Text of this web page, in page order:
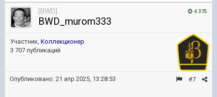
4 375
[BWD]
BWD_murom333
Участник, Коллекционер
3 707 публикаций
#7
Опубликовано: 21 апр 2025, 13:28:53